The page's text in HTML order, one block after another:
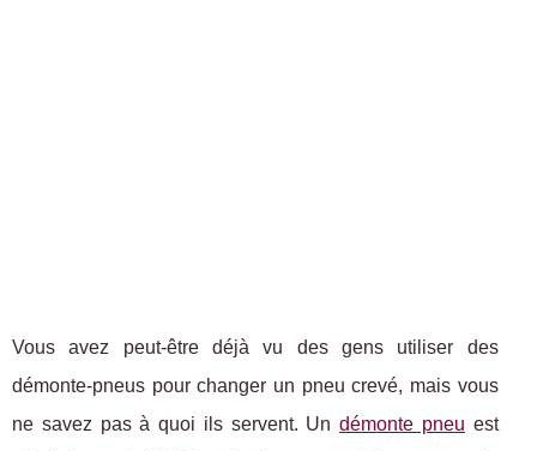
Vous avez peut-être déjà vu des gens utiliser des
démonte-pneus pour changer un pneu crevé, mais vous
ne savez pas à quoi ils servent. Undémonte pneu est